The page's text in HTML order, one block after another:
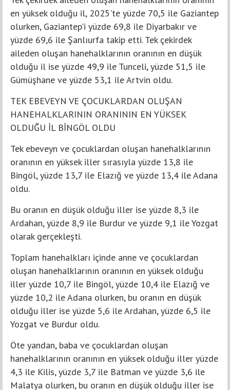
en yüksek olduğu il, 2025'te yüzde 70,5 ile Gaziantep
olurken, Gaziantep'i yüzde 69,8 ile Diyarbakır ve
yüzde 69,6 ile Şanlıurfa takip etti. Tek çekirdek
aileden oluşan hanehalklarının oranının en düşük
olduğu il ise yüzde 49,9 ile Tunceli, yüzde 51,5 ile
Gümüşhane ve yüzde 53,1 ile Artvin oldu.
TEK EBEVEYN VE ÇOCUKLARDAN OLUŞAN
HANEHALKLARININ ORANININ EN YÜKSEK
OLDUĞU İL BİNGÖL OLDU
Tek ebeveyn ve çocuklardan oluşan hanehalklarının
oranının en yüksek iller sırasıyla yüzde 13,8 ile
Bingöl, yüzde 13,7 ile Elazığ ve yüzde 13,4 ile Adana
oldu.
Bu oranın en düşük olduğu iller ise yüzde 8,3 ile
Ardahan, yüzde 8,9 ile Burdur ve yüzde 9,1 ile Yozgat
olarak gerçekleşti.
Toplam hanehalkları içinde anne ve çocuklardan
oluşan hanehalklarının oranının en yüksek olduğu
iller yüzde 10,7 ile Bingöl, yüzde 10,4 ile Elazığ ve
yüzde 10,2 ile Adana olurken, bu oranın en düşük
olduğu iller ise yüzde 5,6 ile Ardahan, yüzde 6,5 ile
Yozgat ve Burdur oldu.
Öte yandan, baba ve çocuklardan oluşan
hanehalklarının oranının en yüksek olduğu iller yüzde
4,3 ile Kilis, yüzde 3,7 ile Batman ve yüzde 3,6 ile
Malatya olurken, bu oranın en düşük olduğu iller ise